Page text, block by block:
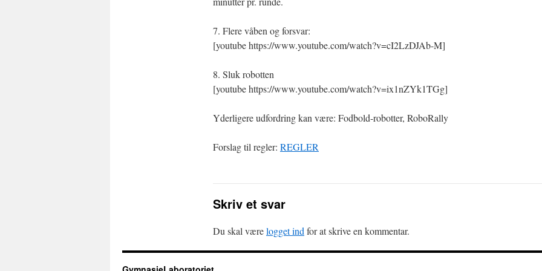
7. Flere våben og forsvar:
[youtube https://www.youtube.com/watch?v=cI2LzDJAb-M]
8. Sluk robotten
[youtube https://www.youtube.com/watch?v=ix1nZYk1TGg]
Yderligere udfordring kan være: Fodbold-robotter, RoboRally
Forslag til regler: REGLER
Skriv et svar
Du skal værelogget ind for at skrive en kommentar.